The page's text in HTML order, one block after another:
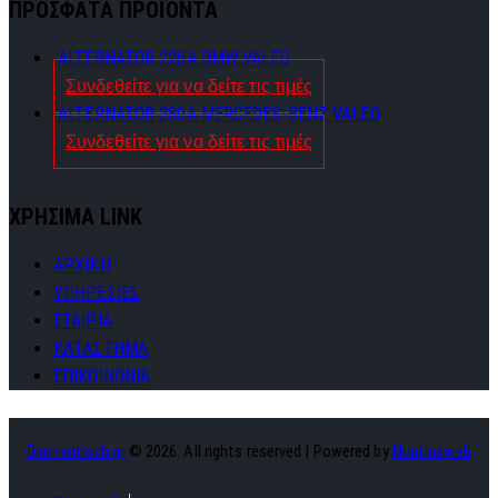
ΠΡΟΣΦΑΤΑ ΠΡΟΪΟΝΤΑ
ALTERNATOR 220A BMW VALEO
Συνδεθείτε για να δείτε τις τιμές
ALTERNATOR 280A MERCEDES-BENZ VALEO
Συνδεθείτε για να δείτε τις τιμές
ΧΡΗΣΙΜΑ LINK
ΑΡΧΙΚΗ
ΥΠΗΡΕΣΙΕΣ
ΕΤΑΙΡΙΑ
ΚΑΤΑΣΤΗΜΑ
ΕΠΙΚΟΙΝΩΝΙΑ
Diamantisch.gr © 2026. All rights reserved | Powered by Nuntiusweb